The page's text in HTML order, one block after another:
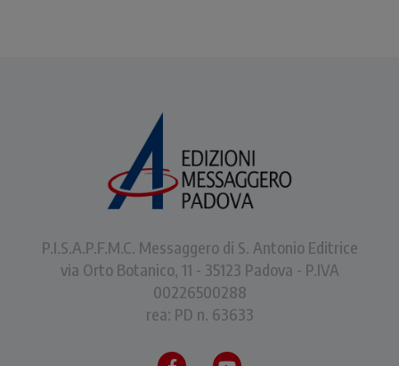
P.I.S.A.P.F.M.C. Messaggero di S. Antonio Editrice
via Orto Botanico, 11 - 35123 Padova - P.IVA
00226500288
rea: PD n. 63633